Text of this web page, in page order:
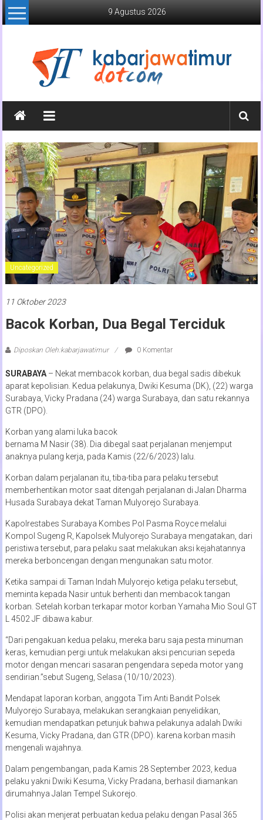
Lompat
ke
9 Agustus 2026
Kabar
Jawa
Timur
Media
Online
Jawa
Timur
Uncategorized
11 Oktober 2023
Bacok Korban, Dua Begal Terciduk
Diposkan Oleh:kabarjawatimur 0 Komentar
SURABAYA– Nekat membacok korban, dua begal sadis dibekuk
aparat kepolisian. Kedua pelakunya, Dwiki Kesuma (DK), (22) warga
Surabaya, Vicky Pradana (24) warga Surabaya, dan satu rekannya
GTR (DPO).
Korban yang alami luka bacok
bernama M Nasir (38). Dia dibegal saat perjalanan menjemput
anaknya pulang kerja, pada Kamis (22/6/2023) lalu.
Korban dalam perjalanan itu, tiba-tiba para pelaku tersebut
memberhentikan motor saat ditengah perjalanan di Jalan Dharma
Husada Surabaya dekat Taman Mulyorejo Surabaya.
Kapolrestabes Surabaya Kombes Pol Pasma Royce melalui
Kompol Sugeng R, Kapolsek Mulyorejo Surabaya mengatakan, dari
peristiwa tersebut, para pelaku saat melakukan aksi kejahatannya
mereka berboncengan dengan mengunakan satu motor.
Ketika sampai di Taman Indah Mulyorejo ketiga pelaku tersebut,
meminta kepada Nasir untuk berhenti dan membacok tangan
korban. Setelah korban terkapar motor korban Yamaha Mio Soul GT
L 4502 JF dibawa kabur.
“Dari pengakuan kedua pelaku, mereka baru saja pesta minuman
keras, kemudian pergi untuk melakukan aksi pencurian sepeda
motor dengan mencari sasaran pengendara sepeda motor yang
sendirian.”sebut Sugeng, Selasa (10/10/2023).
Mendapat laporan korban, anggota Tim Anti Bandit Polsek
Mulyorejo Surabaya, melakukan serangkaian penyelidikan,
kemudian mendapatkan petunjuk bahwa pelakunya adalah Dwiki
Kesuma, Vicky Pradana, dan GTR (DPO). karena korban masih
mengenali wajahnya.
Dalam pengembangan, pada Kamis 28 September 2023, kedua
pelaku yakni Dwiki Kesuma, Vicky Pradana, berhasil diamankan
dirumahnya Jalan Tempel Sukorejo.
Polisi akan menjerat perbuatan kedua pelaku dengan Pasal 365